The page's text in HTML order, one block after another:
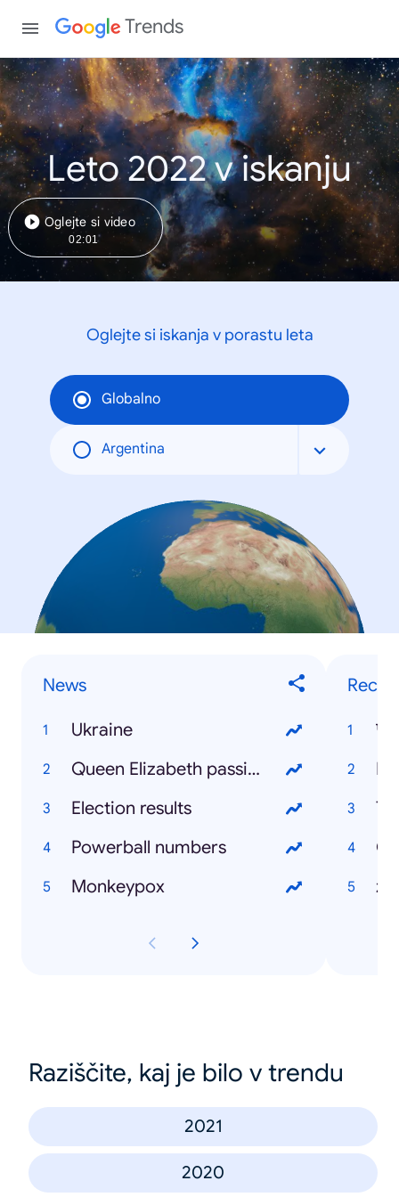
Trends
Leto 2022 v iskanju
Oglejte si video
02:01
Oglejte si iskanja v porastu leta
Globalno
Argentina
News
Ukraine
Queen Elizabeth passing
Election results
Powerball numbers
Monkeypox
Raziščite, kaj je bilo v trendu
2021
2020